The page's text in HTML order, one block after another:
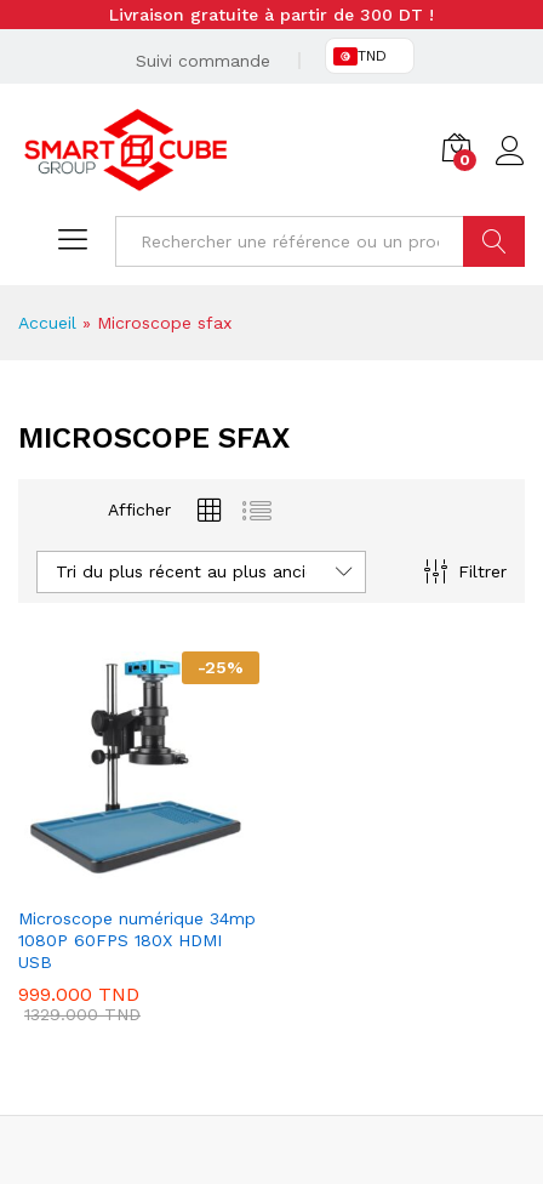
Livraison gratuite à partir de 300 DT !
Suivi commande TND
0
Accueil » Microscope sfax
MICROSCOPE SFAX
Afficher
Filtrer
Tri du plus récent au plus ancien
-25%
Microscope numérique 34mp
1080P 60FPS 180X HDMI
USB
999.000 TND
1329.000TND